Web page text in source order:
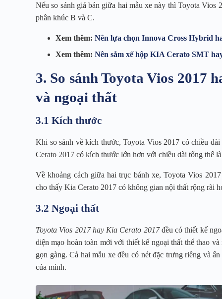
Nếu so sánh giá bán giữa hai mẫu xe này thì Toyota
phân khúc B và C.
Xem thêm: Nên lựa chọn Innova Cross Hybrid
Xem thêm: Nên sắm xế hộp KIA Cerato SMT
3. So sánh Toyota Vios 2017
và ngoại thất
3.1 Kích thước
Khi so sánh về kích thước, Toyota Vios 2017 có chiều
Cerato 2017 có kích thước lớn hơn với chiều dài tổng thể
Về khoảng cách giữa hai trục bánh xe, Toyota Vios
cho thấy Kia Cerato 2017 có không gian nội thất rộng rãi
3.2 Ngoại thất
Toyota Vios 2017 hay Kia Cerato 2017đều có thiết kế
diện mạo hoàn toàn mới với thiết kế ngoại thất thể thao
gọn gàng. Cả hai mẫu xe đều có nét đặc trưng riêng và
của mình.